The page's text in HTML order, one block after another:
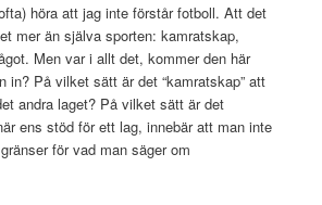
höra att jag inte förstår fotboll. Att det
mer än själva sporten: kamratskap,
Men var i allt det, kommer den här
in? På vilket sätt är det “kamratskap” att
andra laget? På vilket sätt är det
ens stöd för ett lag, innebär att man inte
för vad man säger om